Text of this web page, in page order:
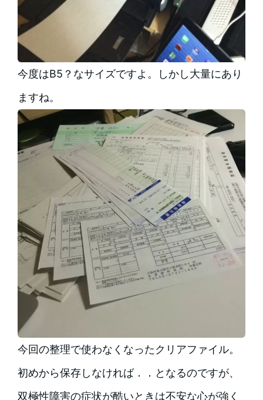
今度はB5？なサイズですよ。しかし大量にあり
ますね。
今回の整理で使わなくなったクリアファイル。
初めから保存しなければ．．となるのですが、
双極性障害の症状が酷いときは不安な心が強く